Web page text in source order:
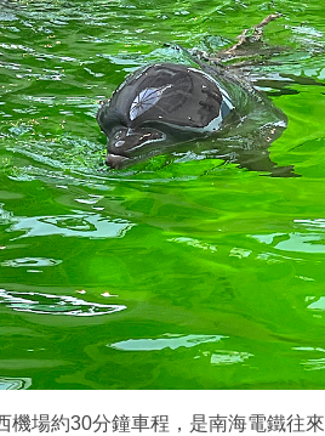
機場約30分鐘車程，是南海電鐵往來